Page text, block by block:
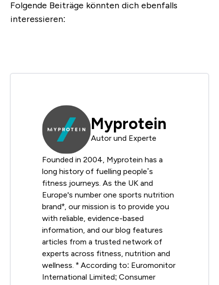
Folgende Beiträge könnten dich ebenfalls
interessieren:
Myprotein
Autor und Experte
Founded in 2004, Myprotein has a
long history of fuelling people’s
fitness journeys. As the UK and
Europe's number one sports nutrition
brand*, our mission is to provide you
with reliable, evidence-based
information, and our blog features
articles from a trusted network of
experts across fitness, nutrition and
wellness. * According to: Euromonitor
International Limited; Consumer